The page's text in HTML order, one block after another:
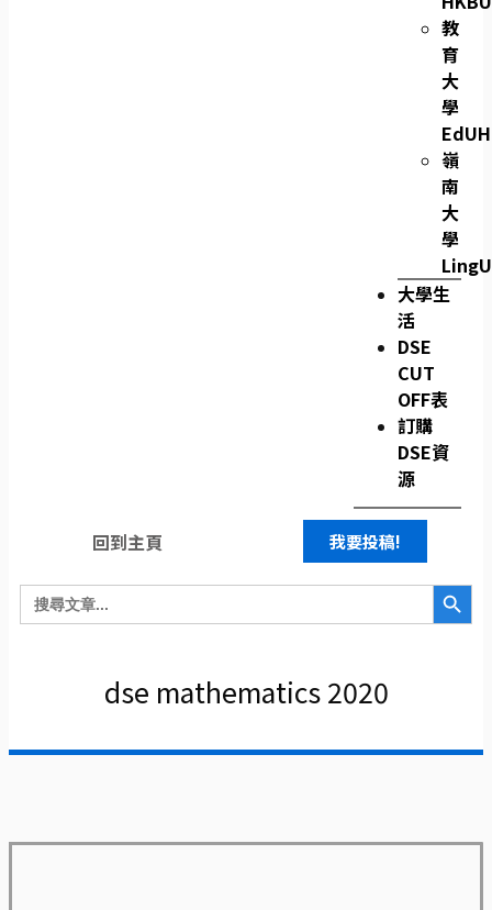
教
育
大
學
嶺
南
大
學
LingU
大學生
活
DSE
CUT
OFF表
訂購
DSE資
源
回到主頁 我要投稿!
Search
for:
Search Button
dse mathematics 2020